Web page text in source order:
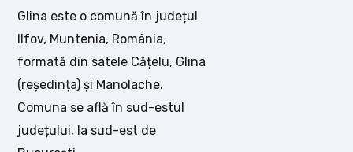
Glina este o comună în județul
Ilfov, Muntenia, România,
formată din satele Cățelu, Glina
(reședința) și Manolache.
Comuna se află în sud-estul
județului, la sud-est de